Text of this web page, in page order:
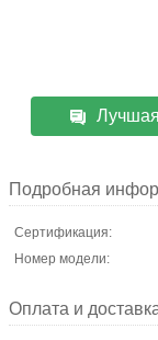
Подробная
Сертификация:
Номер модели:
Оплата и